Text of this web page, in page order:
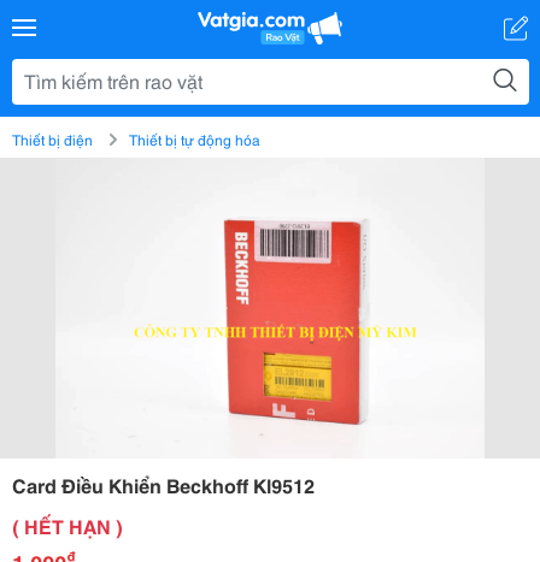
Thiết bị điện Thiết bị tự động hóa
Card Điều Khiển Beckhoff Kl9512
( HẾT HẠN )
₫